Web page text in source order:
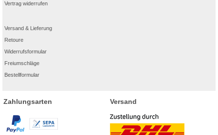
Vertrag widerrufen
Versand & Lieferung
Retoure
Widerrufsformular
Freiumschläge
Bestellformular
Zahlungsarten Versand